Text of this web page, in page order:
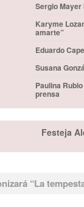
Sergio
Karyme
amarte”
Eduardo
Susana
Paulina
prensa
Festeja
“La